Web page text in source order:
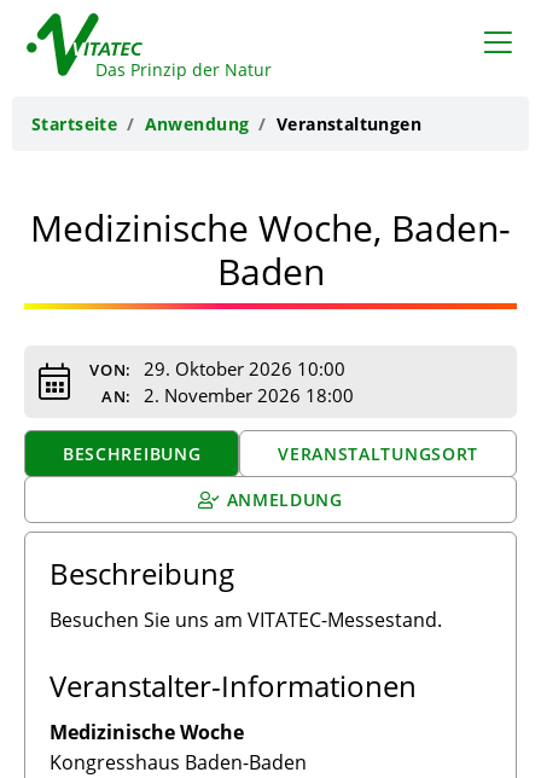
Das Prinzip der Natur
Startseite Anwendung Veranstaltungen
Medizinische Woche, Baden-
Baden
VON: 29. Oktober 2026 10:00
AN: 2. November 2026 18:00
BESCHREIBUNG
VERANSTALTUNGSORT
ANMELDUNG
Beschreibung
Besuchen Sie uns am VITATEC-Messestand.
Veranstalter-Informationen
Medizinische Woche
Kongresshaus Baden-Baden